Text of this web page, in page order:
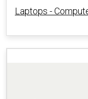
Laptops -